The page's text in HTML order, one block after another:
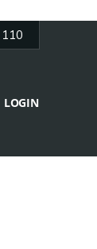
LOGIN